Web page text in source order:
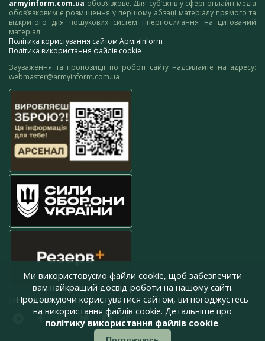
armyinform.com.ua обов’язкове. Для суб’єктів у сфері онлайн-медіа
обов’язковим є розміщення у першому абзаці матеріалу прямого та
відкритого для пошукових систем гіперпосилання на цитований
матеріал.
Політика користування сайтом АрміяInform
Політика використання файлів cookie
Зауваження та пропозиції по роботі сайту надсилайте на адресу:
webmaster@armyinform.com.ua
press@armyinform.com.ua
Ми використовуємо файли cookie, щоб забезпечити
вам найкращий досвід роботи на нашому сайті.
Продовжуючи користуватися сайтом, ви погоджуєтесь
на використання файлів cookie. Детальніше про
політику використання файлів cookie.